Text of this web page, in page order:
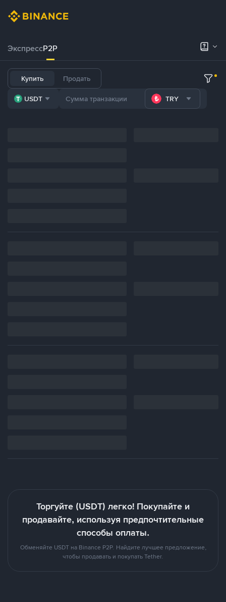
ЭкспрессP2P
Купить Продать
USDT TRY
Торгуйте (USDT) легко! Покупайте и
продавайте, используя предпочтительные
способы оплаты.
Обменяйте USDT на Binance P2P. Найдите лучшее предложение,
чтобы продавать и покупать Tether.